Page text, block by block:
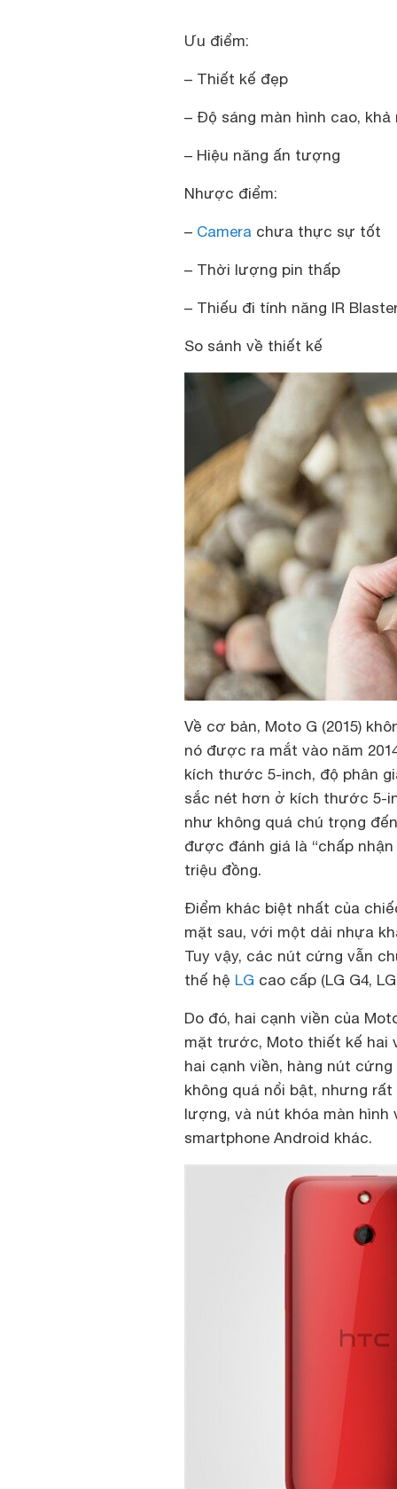
Ưu điểm:
– Thiết kế đẹp
– Độ sáng màn hình cao,
– Hiệu năng ấn tượng
Nhược điểm:
– Camera chưa thực sự tốt
– Thời lượng pin thấp
– Thiếu đi tính năng IR
So sánh về thiết kế
Về cơ bản, Moto G (2015)
nó được ra mắt vào năm
kích thước 5-inch, độ phân
sắc nét hơn ở kích thước 5-
như không quá chú trọng
được đánh giá là “chấp
triệu đồng.
Điểm khác biệt nhất của
mặt sau, với một dải nhựa
Tuy vậy, các nút cứng vẫn
thế hệ LG cao cấp (LG G4,
Do đó, hai cạnh viền của
mặt trước, Moto thiết kế hai
hai cạnh viền, hàng nút
không quá nổi bật, nhưng
lượng, và nút khóa màn hình
smartphone Android khác.